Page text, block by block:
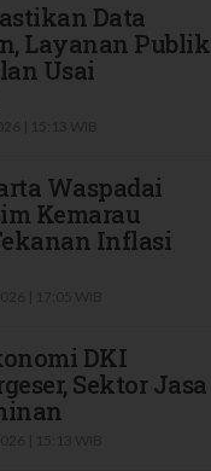
Data
Layanan Publik
Usai
Waspadai
Kemarau
Inflasi
DKI
Sektor Jasa